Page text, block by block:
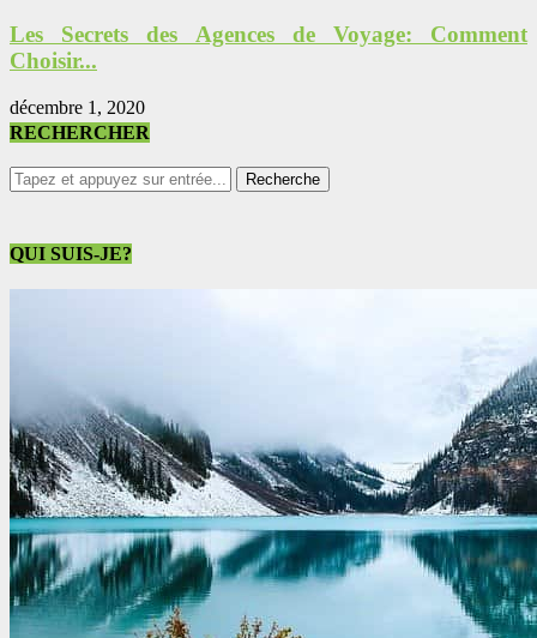
Les Secrets des Agences de Voyage: Comment
Choisir...
décembre 1, 2020
RECHERCHER
QUI SUIS-JE?